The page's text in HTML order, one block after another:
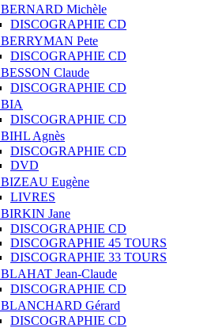
BERNARD Michèle
DISCOGRAPHIE CD
BERRYMAN Pete
DISCOGRAPHIE CD
BESSON Claude
DISCOGRAPHIE CD
BIA
DISCOGRAPHIE CD
BIHL Agnès
DISCOGRAPHIE CD
DVD
BIZEAU Eugène
LIVRES
BIRKIN Jane
DISCOGRAPHIE CD
DISCOGRAPHIE 45 TOURS
DISCOGRAPHIE 33 TOURS
BLAHAT Jean-Claude
DISCOGRAPHIE CD
BLANCHARD Gérard
DISCOGRAPHIE CD